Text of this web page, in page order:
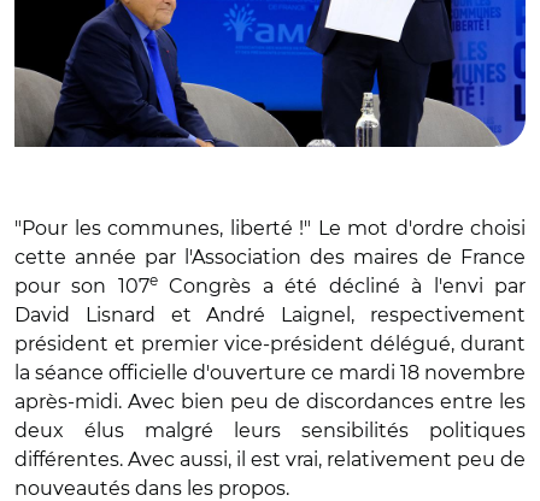
"Pour les communes, liberté !" Le mot d'ordre choisi
cette année par l'Association des maires de France
pour son 107eCongrès a été décliné à l'envi par
David Lisnard et André Laignel, respectivement
président et premier vice-président délégué, durant
la séance officielle d'ouverture ce mardi 18 novembre
après-midi. Avec bien peu de discordances entre les
deux élus malgré leurs sensibilités politiques
différentes. Avec aussi, il est vrai, relativement peu de
nouveautés dans les propos.